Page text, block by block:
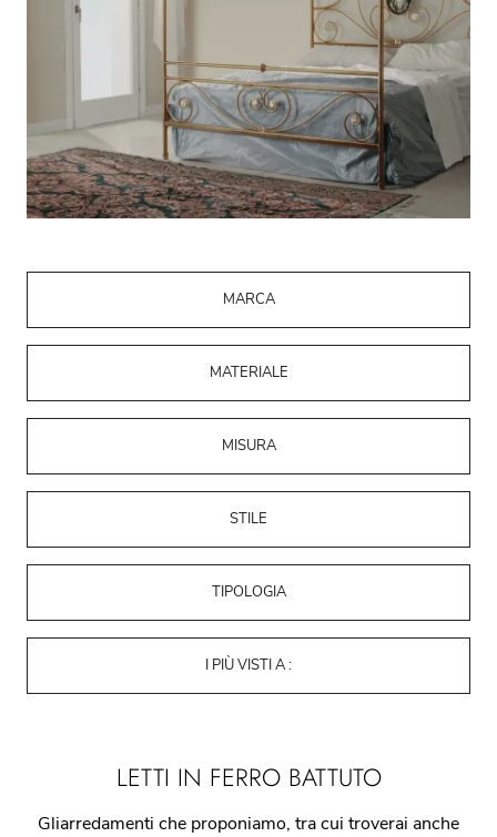
MARCA
MATERIALE
MISURA
STILE
TIPOLOGIA
I PIÙ VISTI A :
LETTI IN FERRO BATTUTO
Gliarredamenti che proponiamo, tra cui troverai anche